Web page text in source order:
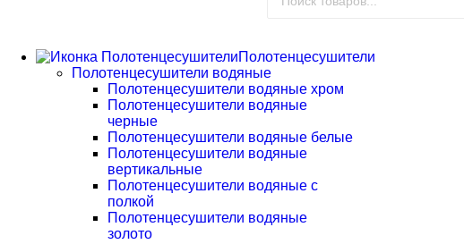
Полотенцесушители
Полотенцесушители водяные
Полотенцесушители водяные хром
Полотенцесушители водяные
черные
Полотенцесушители водяные белые
Полотенцесушители водяные
вертикальные
Полотенцесушители водяные с
полкой
Полотенцесушители водяные
золото